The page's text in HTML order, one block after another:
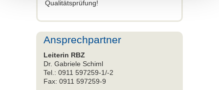
Qualitätsprüfung!
Ansprechpartner
Leiterin RBZ
Dr. Gabriele Schiml
Tel.: 0911 597259-1/-2
Fax: 0911 597259-9